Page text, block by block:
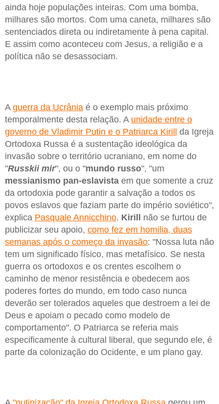
ainda hoje populações inteiras. Com uma bomba,
milhares são mortos. Com uma caneta, milhares são
sentenciados direta ou indiretamente à pena capital.
E assim como aconteceu com Jesus, a religião e a
política não se desassociam.
A guerra da Ucrânia é o exemplo mais próximo
temporalmente desta relação. A unidade entre o
governo de Vladimir Putin e o Patriarca Kirill da Igreja
Ortodoxa Russa é a sustentação ideológica da
invasão sobre o território ucraniano, em nome do
"Russkii mir", ou o "mundo russo", "um
messianismo pan-eslavista em que somente a cruz
da ortodoxia pode garantir a salvação a todos os
povos eslavos que faziam parte do império soviético",
explica Pasquale Annicchino. Kirill não se furtou de
publicizar seu apoio, como fez em homilia, duas
semanas após o começo da invasão: "Nossa luta não
tem um significado físico, mas metafísico. Se nesta
guerra os ortodoxos e os crentes escolhem o
caminho de menor resistência e obedecem aos
poderes fortes do mundo, em todo caso nunca
deverão ser tolerados aqueles que destroem a lei de
Deus e apoiam o pecado como modelo de
comportamento". O Patriarca se referia mais
especificamente à cultural liberal, que segundo ele, é
parte da colonização do Ocidente, e um plano gay.